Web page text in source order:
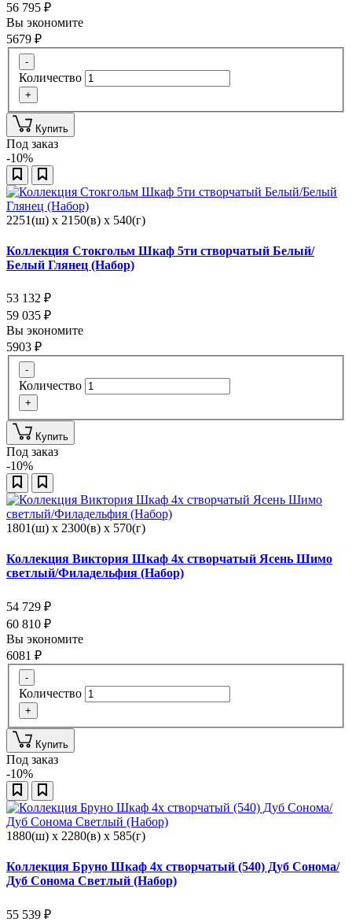
56 795 ₽
Вы экономите
5679 ₽
-
Количество
+
Купить
Под заказ
-10%
2251(ш) x 2150(в) x 540(г)
Коллекция Стокгольм Шкаф 5ти створчатый Белый/
Белый Глянец (Набор)
53 132 ₽
59 035 ₽
Вы экономите
5903 ₽
-
Количество
+
Купить
Под заказ
-10%
1801(ш) x 2300(в) x 570(г)
Коллекция Виктория Шкаф 4х створчатый Ясень Шимо
светлый/Филадельфия (Набор)
54 729 ₽
60 810 ₽
Вы экономите
6081 ₽
-
Количество
+
Купить
Под заказ
-10%
1880(ш) x 2280(в) x 585(г)
Коллекция Бруно Шкаф 4х створчатый (540) Дуб Сонома/
Дуб Сонома Светлый (Набор)
55 539 ₽